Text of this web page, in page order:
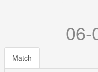
06-
Match